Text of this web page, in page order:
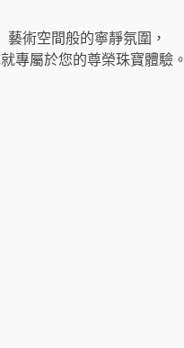
藝術空間般的寧靜氛圍，
專屬於您的尊榮珠寶體驗。